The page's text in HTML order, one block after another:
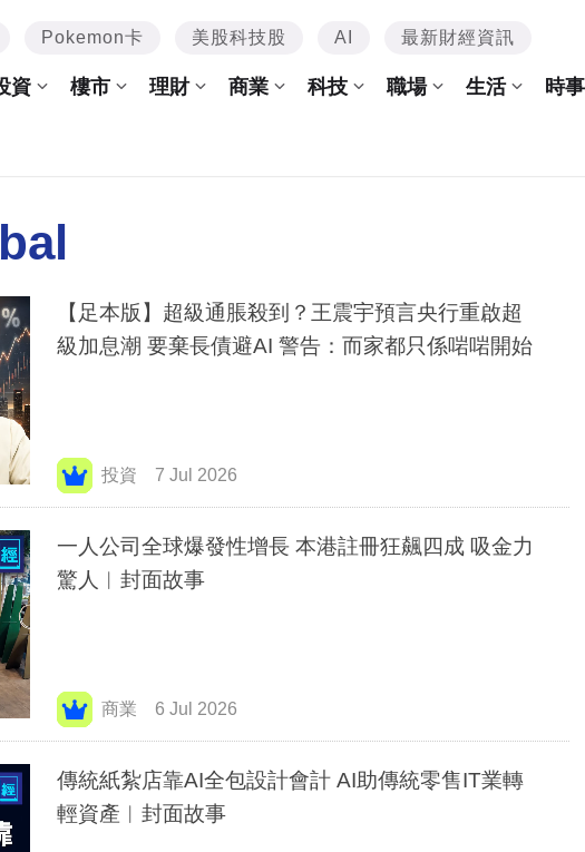
Pokemon卡 美股科技股 AI 最新財經資訊
資 樓市 理財 商業 科技 職場 生活 時事
【足本版】超級通脹殺到？王震宇預言央行重啟超
級加息潮 要棄長債避AI 警告：而家都只係啱啱開始
投資 7 Jul 2026
一人公司全球爆發性增長 本港註冊狂飆四成 吸金力
驚人︳封面故事
商業 6 Jul 2026
傳統紙紮店靠AI全包設計會計 AI助傳統零售IT業轉
輕資產︳封面故事